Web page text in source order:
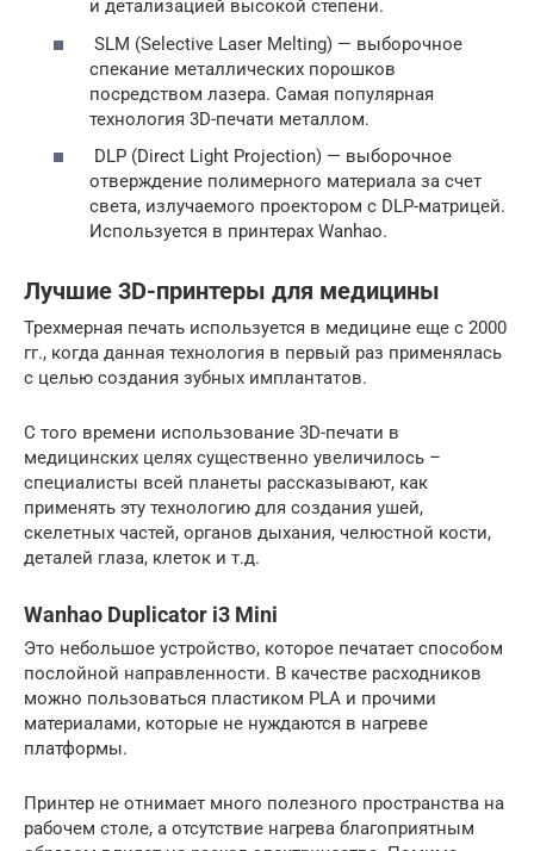
и детализацией высокой степени.
SLM (Selective Laser Melting) — выборочное
спекание металлических порошков
посредством лазера. Самая популярная
технология 3D-печати металлом.
DLP (Direct Light Projection) — выборочное
отверждение полимерного материала за счет
света, излучаемого проектором с DLP-матрицей.
Используется в принтерах Wanhao.
Лучшие 3D-принтеры для медицины
Трехмерная печать используется в медицине еще с 2000
гг., когда данная технология в первый раз применялась
с целью создания зубных имплантатов.
С того времени использование 3D-печати в
медицинских целях существенно увеличилось –
специалисты всей планеты рассказывают, как
применять эту технологию для создания ушей,
скелетных частей, органов дыхания, челюстной кости,
деталей глаза, клеток и т.д.
Wanhao Duplicator i3 Mini
Это небольшое устройство, которое печатает способом
послойной направленности. В качестве расходников
можно пользоваться пластиком PLA и прочими
материалами, которые не нуждаются в нагреве
платформы.
Принтер не отнимает много полезного пространства на
рабочем столе, а отсутствие нагрева благоприятным